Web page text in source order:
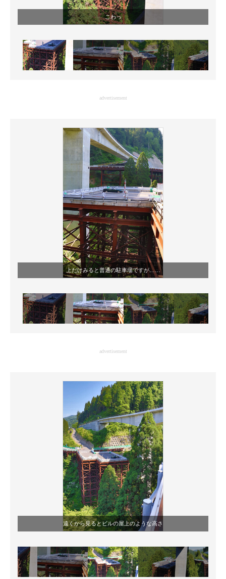
企業ITのトレンドを詳説
マーケ×ITの今がよく分かる
ITエンジニア向け専門サイト
製造業のIT導入・活用を支援
モノづくり技術者専門サイト
エレクトロニクス専門サイト
電子設計の基本と応用
エネルギーの専門メディア
建設×テクノロジーの最前線
ちょっと気になるネットの話題
こわっ
advertisement
上だけみると普通の駐車場ですが……
advertisement
遠くから見るとビルの屋上のような高さ